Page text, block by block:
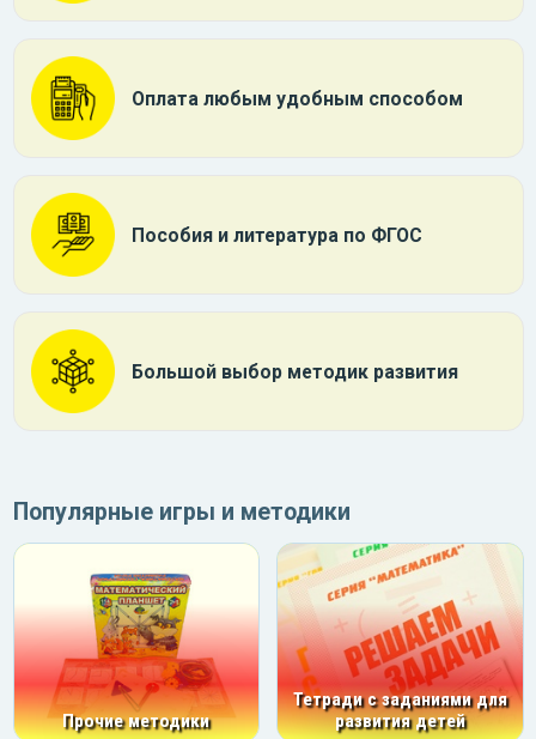
Оплата любым удобным способом
Пособия и литература по ФГОС
Большой выбор методик развития
Популярные игры и методики
Прочие методики
Тетради с заданиями для
развития детей